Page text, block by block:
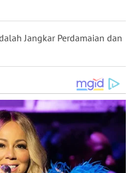
Jangkar Perdamaian dan